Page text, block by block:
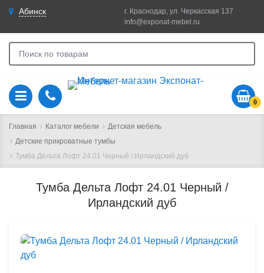
Абинск
г. Краснодар, ул. Черкасская 137
info@exponat-mebel.ru
0
Главная Каталог мебели
Детская мебель
Детские прикроватные тумбы
Тумба Дельта Лофт 24.01 Черный / Ирландский дуб
Тумба Дельта Лофт 24.01 Черный /
Ирландский дуб